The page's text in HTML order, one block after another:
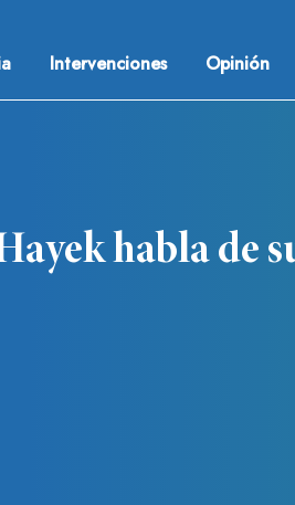
Intervenciones Opinión
habla de